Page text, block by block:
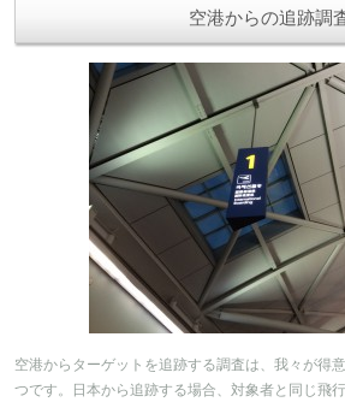
空港からの追跡調
空港からターゲットを追跡する調査は、我々が得
つです。日本から追跡する場合、対象者と同じ飛